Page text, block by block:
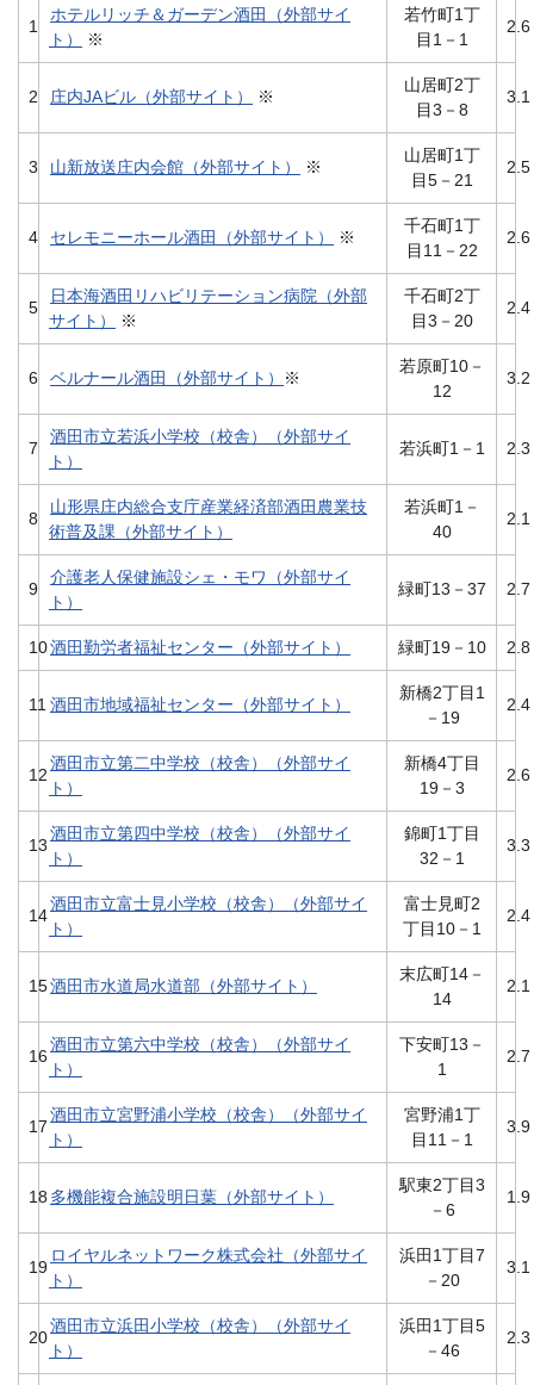
1
ホテルリッチ＆ガーデン酒田（外部サイ
ト）
※
若竹町1丁
目1－1
2.6
2 庄内JAビル（外部サイト） ※
山居町2丁
目3－8
3.1
3 山新放送庄内会館（外部サイト） ※
山居町1丁
目5－21
2.5
4 セレモニーホール酒田（外部サイト） ※
千石町1丁
目11－22
2.6
5
日本海酒田リハビリテーション病院（外部
サイト）
※
千石町2丁
目3－20
2.4
6 ベルナール酒田（外部サイト） ※
若原町10－
12
3.2
7
酒田市立若浜小学校（校舎）（外部サイ
ト）
若浜町1－1 2.3
8
山形県庄内総合支庁産業経済部酒田農業技
術普及課（外部サイト）
若浜町1－
40
2.1
9
介護老人保健施設シェ・モワ（外部サイ
ト）
緑町13－37 2.7
10酒田勤労者福祉センター（外部サイト） 緑町19－10 2.8
11酒田市地域福祉センター（外部サイト）
新橋2丁目1
－19
2.4
12
酒田市立第二中学校（校舎）（外部サイ
ト）
新橋4丁目
19－3
2.6
13
酒田市立第四中学校（校舎）（外部サイ
ト）
錦町1丁目
32－1
3.3
14
酒田市立富士見小学校（校舎）（外部サイ
ト）
富士見町2
丁目10－1
2.4
15酒田市水道局水道部（外部サイト）
末広町14－
14
2.1
16
酒田市立第六中学校（校舎）（外部サイ
ト）
下安町13－
1
2.7
17
酒田市立宮野浦小学校（校舎）（外部サイ
ト）
宮野浦1丁
目11－1
3.9
18 多機能複合施設明日葉（外部サイト）
駅東2丁目3
－6
1.9
19
ロイヤルネットワーク株式会社（外部サイ
ト）
浜田1丁目7
－20
3.1
20
酒田市立浜田小学校（校舎）（外部サイ
ト）
浜田1丁目5
－46
2.3